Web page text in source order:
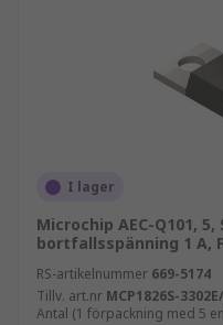
I lager
Microchip AEC-Q101,
bortfallsspänning 1 A,
RS-artikelnummer 669-5174
Tillv. art.nr MCP1826S-
Antal (1 förpackning med 5